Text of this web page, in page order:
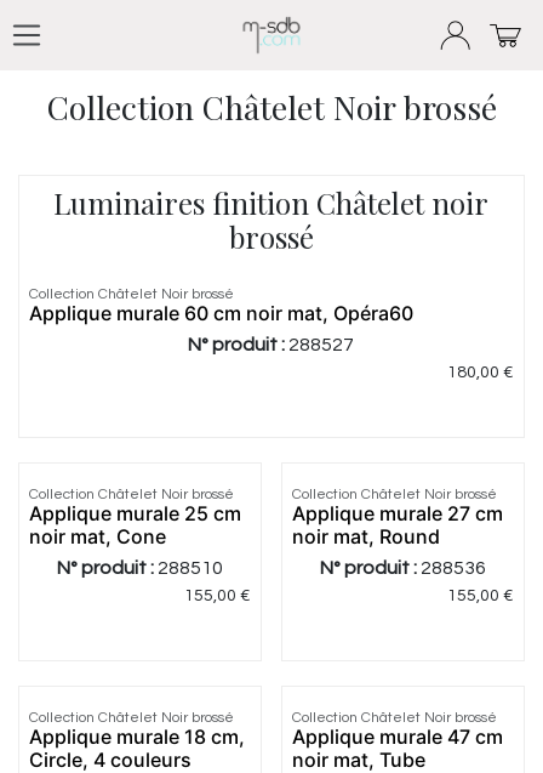
Collection Châtelet Noir brossé
Collection Châtelet Noir brossé
Luminaires finition Châtelet noir
brossé
Collection Châtelet Noir brossé
Applique murale 60 cm noir mat, Opéra60
N° produit : 288527
180,00 €
Collection Châtelet Noir brossé
Applique murale 25 cm
noir mat, Cone
N° produit : 288510
155,00 €
Collection Châtelet Noir brossé
Applique murale 27 cm
noir mat, Round
N° produit : 288536
155,00 €
Collection Châtelet Noir brossé
Applique murale 18 cm,
Circle, 4 couleurs
Collection Châtelet Noir brossé
Applique murale 47 cm
noir mat, Tube